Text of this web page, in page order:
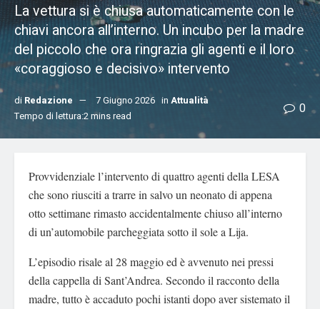
La vettura si è chiusa automaticamente con le
chiavi ancora all’interno. Un incubo per la madre
del piccolo che ora ringrazia gli agenti e il loro
«coraggioso e decisivo» intervento
di Redazione 7 Giugno 2026 in Attualità
Tempo di lettura:2 mins read
0
Provvidenziale l’intervento di quattro agenti della LESA
che sono riusciti a trarre in salvo un neonato di appena
otto settimane rimasto accidentalmente chiuso all’interno
di un’automobile parcheggiata sotto il sole a Lija.
L’episodio risale al 28 maggio ed è avvenuto nei pressi
della cappella di Sant’Andrea. Secondo il racconto della
madre, tutto è accaduto pochi istanti dopo aver sistemato il